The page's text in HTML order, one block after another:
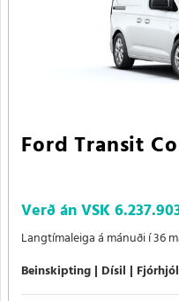
Ford Transit
Verð án VSK
Langtímaleiga á mánuði í 36
Beinskipting Dísil